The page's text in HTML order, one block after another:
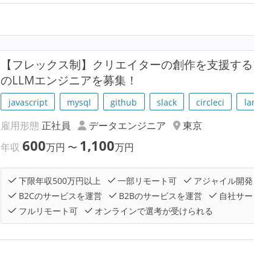
【フレックス制】クリエイターの創作を支援す
のLLMエンジニアを募集！
javascript mysql github slack circleci
雇用形態 正社員 データエンジニア
東京
年収600万円 〜 1,100万円
下限年収500万円以上 一部リモート可 アジャイル開発
B2Cのサービスを運営
B2Bのサービスを運営 自社サ
フルリモート可
オンラインで選考が受けられる